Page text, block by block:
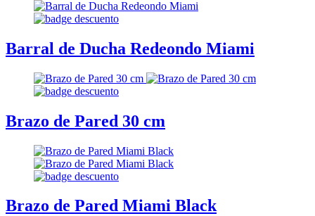
Barral de Ducha Redeondo Miami
Brazo de Pared 30 cm
Brazo de Pared Miami Black